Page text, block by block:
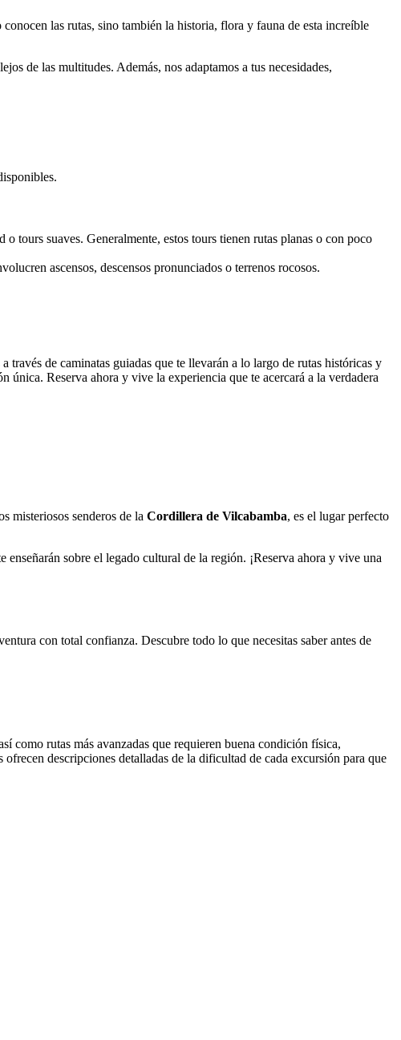
las rutas, sino también la historia, flora y fauna de esta increíble
de las multitudes. Además, nos adaptamos a tus necesidades,
tours suaves. Generalmente, estos tours tienen rutas planas o con poco
ascensos, descensos pronunciados o terrenos rocosos.
través de caminatas guiadas que te llevarán a lo largo de rutas históricas y
única. Reserva ahora y vive la experiencia que te acercará a la verdadera
misteriosos senderos de la Cordillera de Vilcabamba, es el lugar perfecto
enseñarán sobre el legado cultural de la región. ¡Reserva ahora y vive una
con total confianza. Descubre todo lo que necesitas saber antes de
como rutas más avanzadas que requieren buena condición física,
descripciones detalladas de la dificultad de cada excursión para que